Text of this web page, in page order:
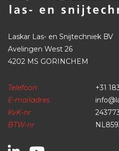
Laskar Las- en Snijtechniek BV
Avelingen West 26
4202 MS GORINCHEM
Telefoon
+31
E-mailadres
KvK-nr
BTW-nr